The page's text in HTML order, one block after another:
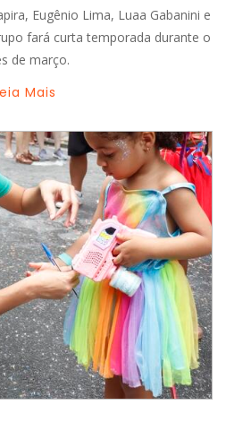
Eugênio Lima, Luaa Gabanini e
fará curta temporada durante o
de março.
Mais